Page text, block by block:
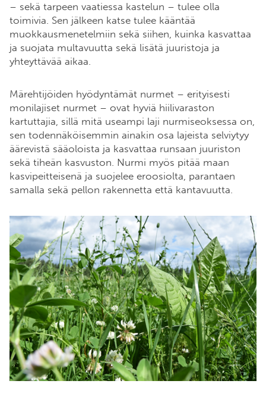
– sekä tarpeen vaatiessa kastelun – tulee olla
toimivia. Sen jälkeen katse tulee kääntää
muokkausmenetelmiin sekä siihen, kuinka kasvattaa
ja suojata multavuutta sekä lisätä juuristoja ja
yhteyttävää aikaa.
Märehtijöiden hyödyntämät nurmet – erityisesti
monilajiset nurmet – ovat hyviä hiilivaraston
kartuttajia, sillä mitä useampi laji nurmiseoksessa on,
sen todennäköisemmin ainakin osa lajeista selviytyy
äärevistä sääoloista ja kasvattaa runsaan juuriston
sekä tiheän kasvuston. Nurmi myös pitää maan
kasvipeitteisenä ja suojelee eroosiolta, parantaen
samalla sekä pellon rakennetta että kantavuutta.